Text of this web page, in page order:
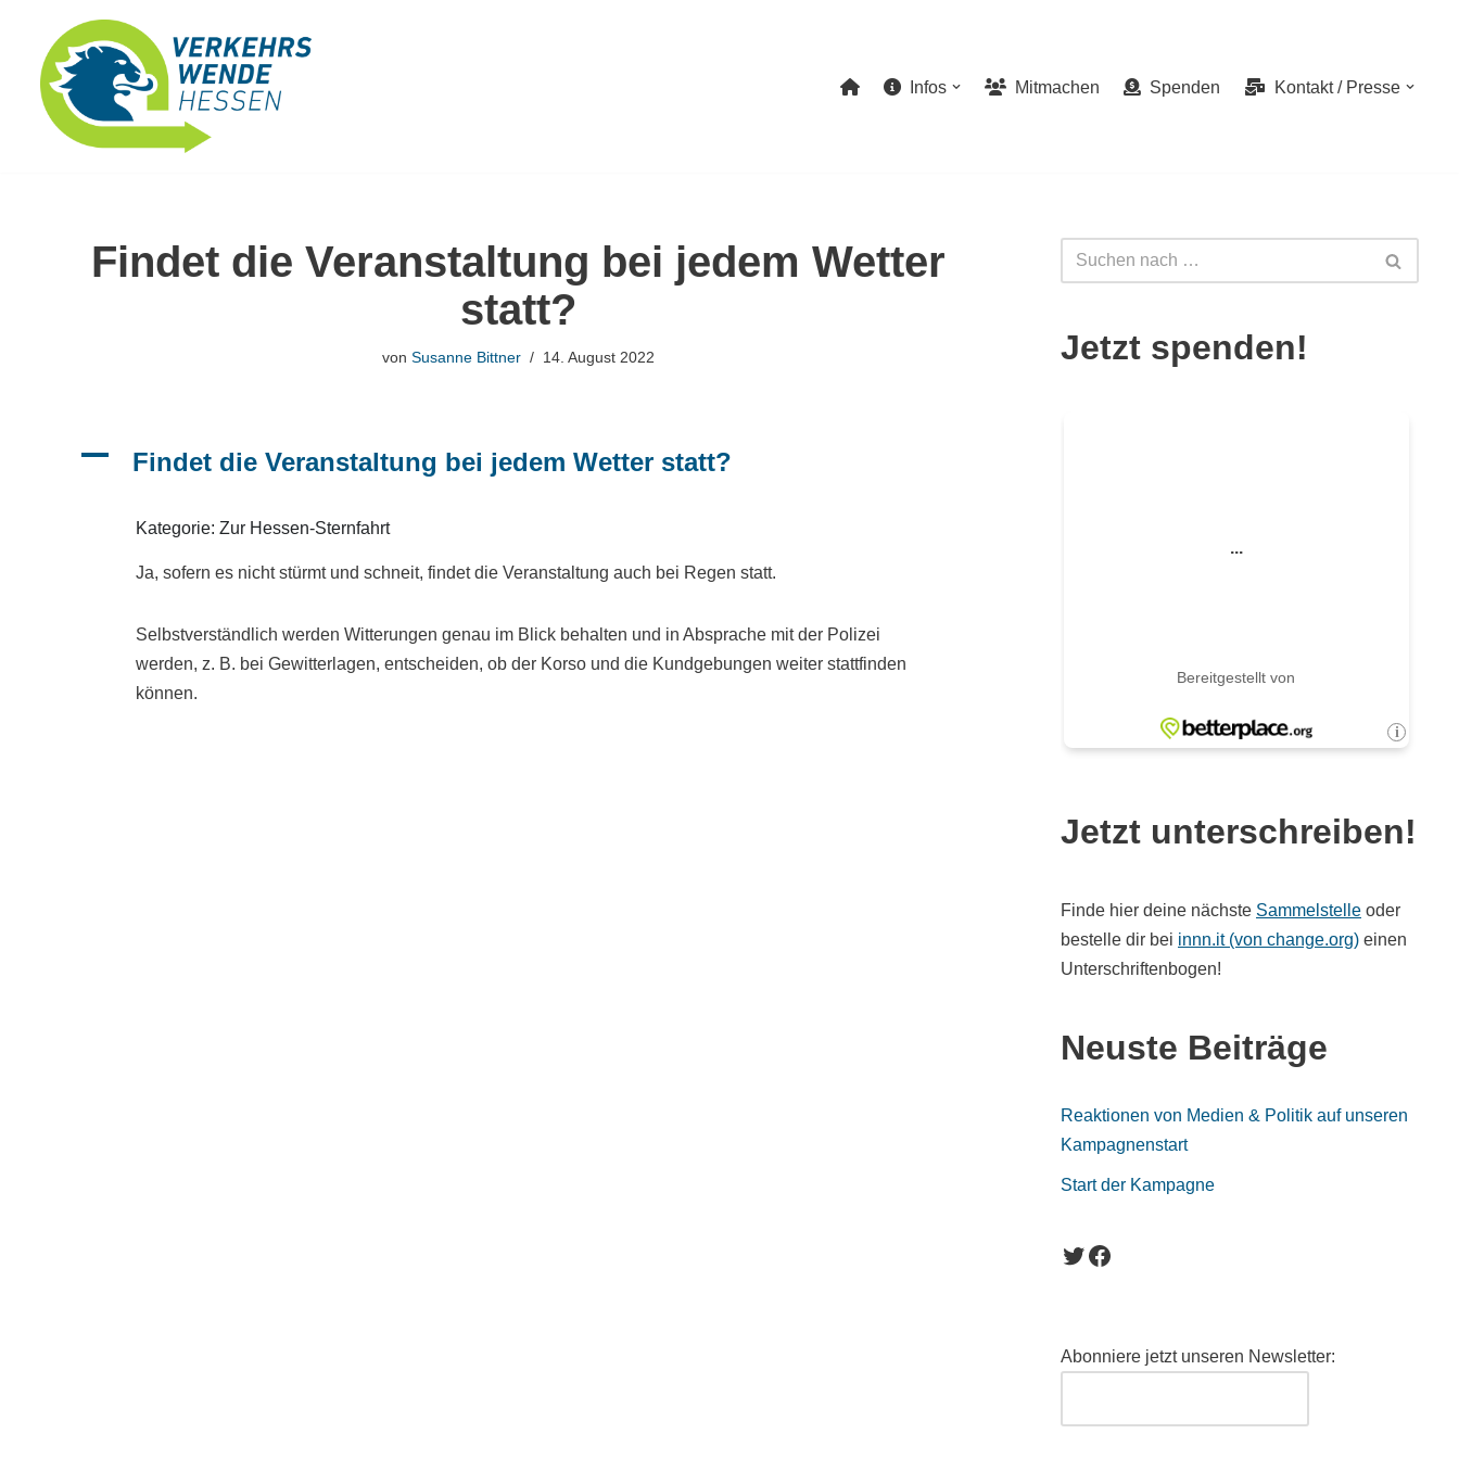
Zum
Inhalt
springen
Infos Mitmachen Spenden Kontakt / Presse
Findet die Veranstaltung bei jedem Wetter
statt?
von Susanne Bittner 14. August 2022
A Findet die Veranstaltung bei jedem Wetter statt?
Kategorie: Zur Hessen-Sternfahrt
Ja, sofern es nicht stürmt und schneit, findet die Veranstaltung auch bei Regen statt.
Selbstverständlich werden Witterungen genau im Blick behalten und in Absprache mit der Polizei
werden, z. B. bei Gewitterlagen, entscheiden, ob der Korso und die Kundgebungen weiter stattfinden
können.
Jetzt spenden!
Jetzt unterschreiben!
Finde hier deine nächste Sammelstelle oder
bestelle dir bei innn.it (von change.org) einen
Unterschriftenbogen!
Neuste Beiträge
Reaktionen von Medien & Politik auf unseren
Kampagnenstart
Start der Kampagne
Abonniere jetzt unseren Newsletter: